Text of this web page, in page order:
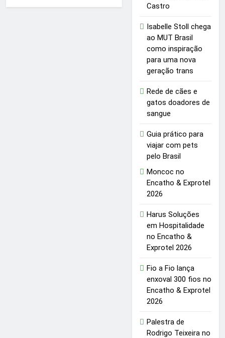
Castro
Isabelle Stoll chega
ao MUT Brasil
como inspiração
para uma nova
geração trans
Rede de cães e
gatos doadores de
sangue
Guia prático para
viajar com pets
pelo Brasil
Moncoc no
Encatho & Exprotel
2026
Harus Soluções
em Hospitalidade
no Encatho &
Exprotel 2026
Fio a Fio lança
enxoval 300 fios no
Encatho & Exprotel
2026
Palestra de
Rodrigo Teixeira no